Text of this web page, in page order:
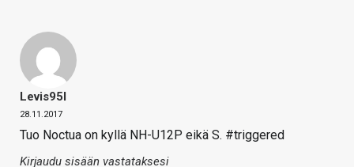
Levis95l
28.11.2017
Tuo Noctua on kyllä NH-U12P eikä S. #triggered
Kirjaudu sisään vastataksesi